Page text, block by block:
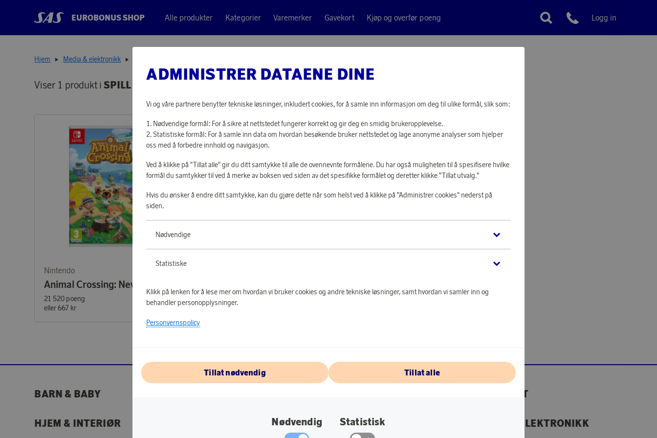
EUROBONUS SHOP Alle produkter Kategorier Varemerker Gavekort Kjøp og overfør poeng Kundeservice
Logg in
Hjem Media & elektronikk
Viser 1 produkt i SPILL & KONSOLLER
Nintendo
21 520 poeng
eller667 kr
ADMINISTRER DATAENE DINE
Vi og våre partnere benytter tekniske løsninger, inkludert cookies, for å samle inn informasjon om deg til ulike formål, slik som:
Nødvendige formål: For å sikre at nettstedet fungerer korrekt og gir deg en smidig brukeropplevelse.
Statistiske formål: For å samle inn data om hvordan besøkende bruker nettstedet og lage anonyme analyser som hjelper
oss med å forbedre innhold og navigasjon.
Ved å klikke på "Tillat alle" gir du ditt samtykke til alle de ovennevnte formålene. Du har også muligheten til å spesifisere hvilke
formål du samtykker til ved å merke av boksen ved siden av det spesifikke formålet og deretter klikke "Tillat utvalg."
Hvis du ønsker å endre ditt samtykke, kan du gjøre dette når som helst ved å klikke på "Administrer cookies" nederst på
siden.
Nødvendige
Statistiske
Klikk på lenken for å lese mer om hvordan vi bruker cookies og andre tekniske løsninger, samt hvordan vi samler inn og
behandler personopplysninger.
Personvernspolicy
Tillat nødvendig Tillat alle
Nødvendig Statistisk
BARN & BABY GAVEKORT
HJEM & INTERIØR HJEMELEKTRONIKK KJØKKENTILBEHØR MEDIA & ELEKTRONIKK